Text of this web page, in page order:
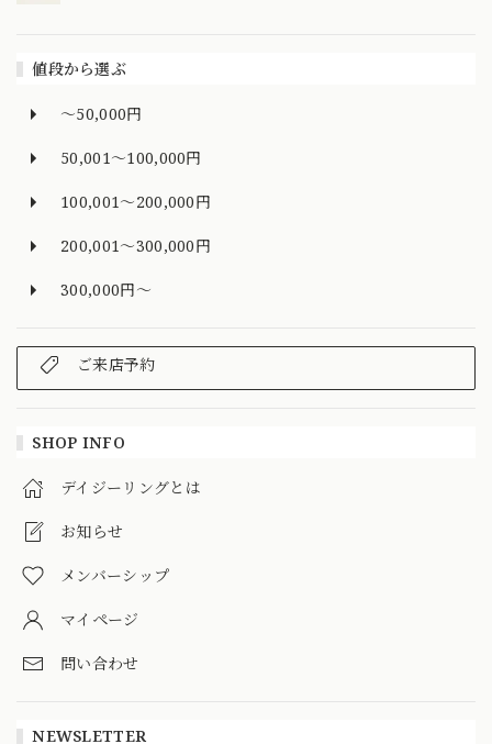
値段から選ぶ
～50,000円
50,001～100,000円
100,001～200,000円
200,001～300,000円
300,000円～
ご来店予約
SHOP INFO
デイジーリングとは
お知らせ
メンバーシップ
マイページ
問い合わせ
NEWSLETTER